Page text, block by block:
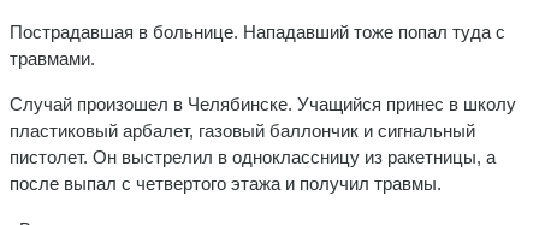
Пострадавшая в больнице. Нападавший тоже попал туда с
травмами.
Случай произошел в Челябинске. Учащийся принес в школу
пластиковый арбалет, газовый баллончик и сигнальный
пистолет. Он выстрелил в одноклассницу из ракетницы, а
после выпал с четвертого этажа и получил травмы.